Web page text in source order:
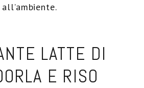
all’ambiente.
LATTE DI
E RISO